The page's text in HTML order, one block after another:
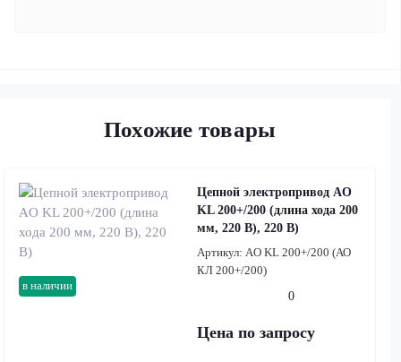
Похожие товары
в наличии
Цепной электропривод AO
KL 200+/200 (длина хода 200
мм, 220 В), 220 В)
Артикул: AO KL 200+/200 (АО
КЛ 200+/200)
0
Цена по запросу